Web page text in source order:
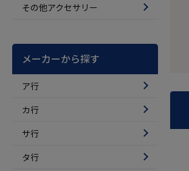
その他アクセサリー
メーカーから探す
ア行
カ行
サ行
タ行